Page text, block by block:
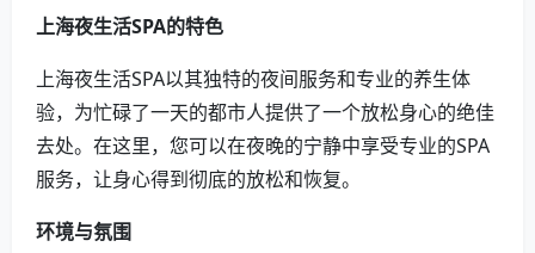
上海夜生活SPA的特色
上海夜生活SPA以其独特的夜间服务和专业的养生体
验，为忙碌了一天的都市人提供了一个放松身心的绝佳
去处。在这里，您可以在夜晚的宁静中享受专业的SPA
服务，让身心得到彻底的放松和恢复。
环境与氛围